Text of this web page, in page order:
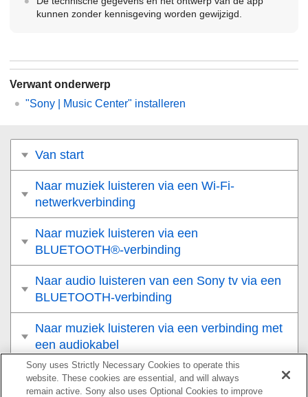
kunnen zonder kennisgeving worden gewijzigd.
Verwant onderwerp
"Sony | Music Center" installeren
Van start
Naar muziek luisteren via een Wi-Fi-
netwerkverbinding
Naar muziek luisteren via een
BLUETOOTH®-verbinding
Naar audio luisteren van een Sony tv via een
BLUETOOTH-verbinding
Naar muziek luisteren via een verbinding met
een audiokabel
Maken van geluidsinstellingen
Sony uses Strictly Necessary Cookies to operate this
website. These cookies are essential, and will always
remain active. Sony also uses Optional Cookies to improve